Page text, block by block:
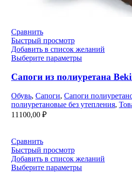
Сравнить
Быстрый просмотр
Добавить в список желаний
Выберите параметры
Сапоги из полиуретана
Обувь, Сапоги, Сапоги
полиуретановые без утепления,
11100,00 ₽
Сравнить
Быстрый просмотр
Добавить в список желаний
Выберите параметры